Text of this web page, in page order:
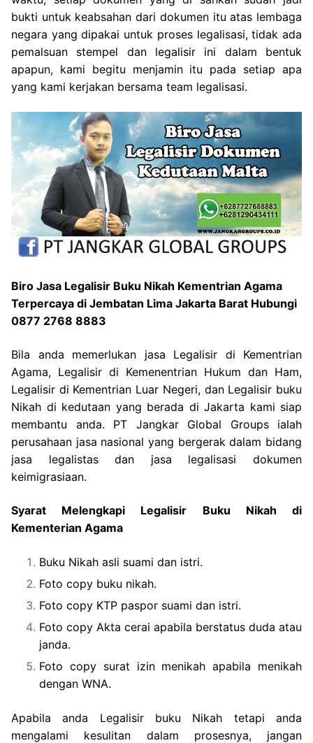
bukti untuk keabsahan dari dokumen itu atas lembaga
negara yang dipakai untuk proses legalisasi, tidak ada
pemalsuan stempel dan legalisir ini dalam bentuk
apapun, kami begitu menjamin itu pada setiap apa
yang kami kerjakan bersama team legalisasi.
Biro Jasa Legalisir Buku Nikah Kementrian Agama
Terpercaya di Jembatan Lima Jakarta Barat Hubungi
0877 2768 8883
Bila anda memerlukan jasa Legalisir di Kementrian
Agama, Legalisir di Kemenentrian Hukum dan Ham,
Legalisir di Kementrian Luar Negeri, dan Legalisir buku
Nikah di kedutaan yang berada di Jakarta kami siap
membantu anda. PT Jangkar Global Groups ialah
perusahaan jasa nasional yang bergerak dalam bidang
jasa legalistas dan jasa legalisasi dokumen
keimigrasiaan.
Syarat Melengkapi Legalisir Buku Nikah di
Kementerian Agama
Buku Nikah asli suami dan istri.
Foto copy buku nikah.
Foto copy KTP paspor suami dan istri.
Foto copy Akta cerai apabila berstatus duda atau
janda.
Foto copy surat izin menikah apabila menikah
dengan WNA.
Apabila anda Legalisir buku Nikah tetapi anda
mengalami kesulitan dalam prosesnya, jangan